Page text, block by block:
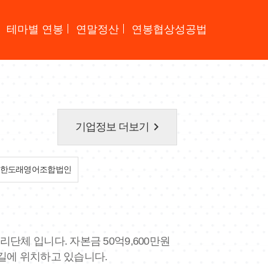
테마별 연봉 연말정산 연봉협상성공법
기업정보 더보기 keyboard_arrow_right
한도래영어조합법인
단체 입니다. 자본금 50억9,600만원
에 위치하고 있습니다.